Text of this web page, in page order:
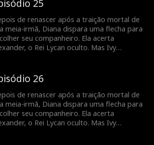
demais.25
de renascer após a traição mortal de
meia-irmã, Diana dispara uma flecha para
seu companheiro. Ela acerta
o Rei Lycan oculto. Mas Ivy
o próprio destino antes que seja
demais.26
de renascer após a traição mortal de
meia-irmã, Diana dispara uma flecha para
seu companheiro. Ela acerta
o Rei Lycan oculto. Mas Ivy